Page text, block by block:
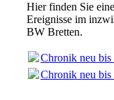
Hier finden Sie
Ereignisse im
BW Bretten.
Chronik neu
Chronik neu